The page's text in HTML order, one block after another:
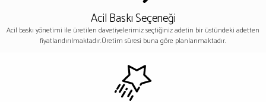
Acil Baskı Seçeneği
Acil baskı yönetimi ile üretilen davetiyelerimiz seçtiğiniz adetin bir üstündeki adetten
fiyatlandırılmaktadır.Üretim süresi buna göre planlanmaktadır.